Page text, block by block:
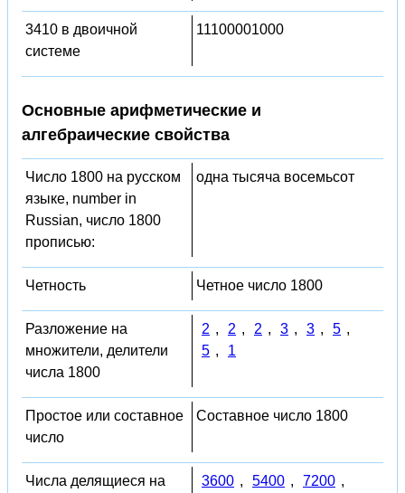
3410 в двоичной
системе
11100001000
Основные арифметические и
алгебраические свойства
Число 1800 на русском
языке, number in
Russian, число 1800
прописью:
одна тысяча восемьсот
Четность Четное число 1800
Разложение на
множители, делители
числа 1800
2 , 2 , 2 , 3 , 3 , 5 ,
5 , 1
Простое или составное
число
Составное число 1800
Числа делящиеся на
3600 , 5400 , 7200 ,